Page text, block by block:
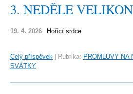
3. NEDĚLE
19. 4. 2026 Hořící srdce
Celý příspěvek Rubrika: PROMLUVY NA
SVÁTKY